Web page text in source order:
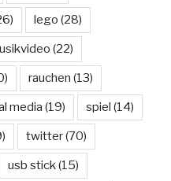
lego (28)
(22)
rauchen (13)
media (19) spiel (14)
twitter(70)
usb stick(15)